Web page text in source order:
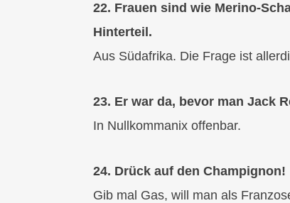
22. Frauen sind wie Merino-
Hinterteil.
Aus Südafrika. Die Frage ist
23. Er war da, bevor man Jack
In Nullkommanix offenbar.
24. Drück auf den Champignon!
Gib mal Gas, will man als